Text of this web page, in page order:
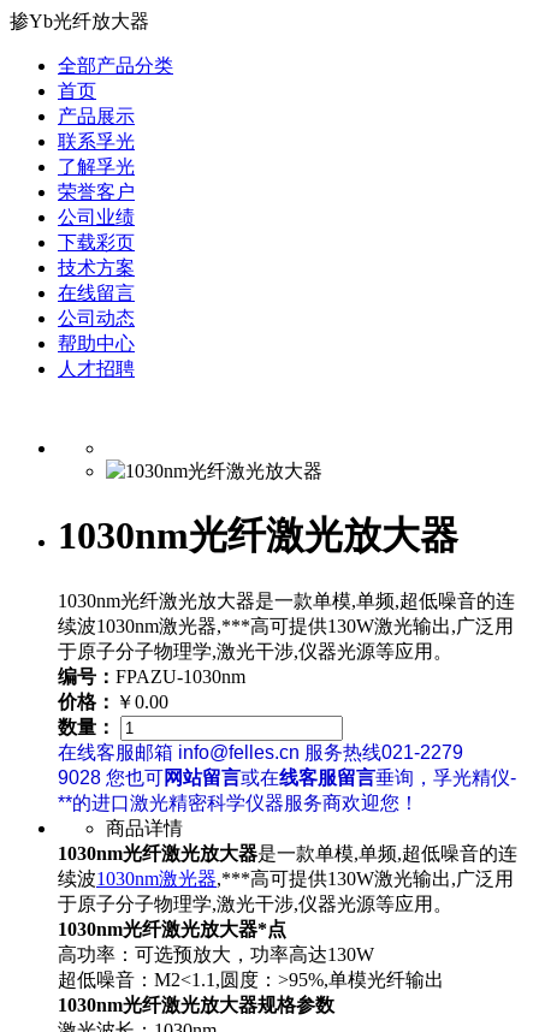
掺Yb光纤放大器
全部产品分类
首页
产品展示
联系孚光
了解孚光
荣誉客户
公司业绩
下载彩页
技术方案
在线留言
公司动态
帮助中心
人才招聘
1030nm光纤激光放大器
1030nm光纤激光放大器是一款单模,单频,超低噪音的连
续波1030nm激光器,***高可提供130W激光输出,广泛用
于原子分子物理学,激光干涉,仪器光源等应用。
编号： FPAZU-1030nm
价格： ￥0.00
数量：
在线客服邮箱 info@felles.cn 服务热线021-2279
9028 您也可网站留言或在线客服留言垂询，孚光精仪-
**的进口激光精密科学仪器服务商欢迎您！
商品详情
1030nm光纤激光放大器是一款单模,单频,超低噪音的连
续波1030nm激光器,***高可提供130W激光输出,广泛用
于原子分子物理学,激光干涉,仪器光源等应用。
1030nm光纤激光放大器*点
高功率：可选预放大，功率高达130W
超低噪音：M2<1.1,圆度：>95%,单模光纤输出
1030nm光纤激光放大器规格参数